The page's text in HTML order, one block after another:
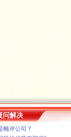
册）
工商注册）
问解决
離岸公司？